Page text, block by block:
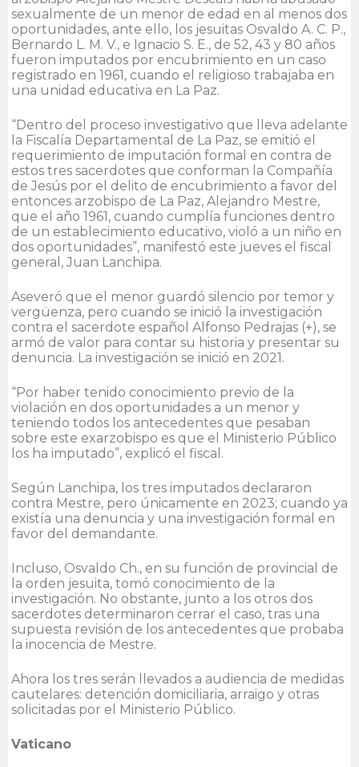
sexualmente de un menor de edad en al menos dos
oportunidades, ante ello, los jesuitas Osvaldo A. C. P.,
Bernardo L. M. V., e Ignacio S. E., de 52, 43 y 80 años
fueron imputados por encubrimiento en un caso
registrado en 1961, cuando el religioso trabajaba en
una unidad educativa en La Paz.
“Dentro del proceso investigativo que lleva adelante
la Fiscalía Departamental de La Paz, se emitió el
requerimiento de imputación formal en contra de
estos tres sacerdotes que conforman la Compañía
de Jesús por el delito de encubrimiento a favor del
entonces arzobispo de La Paz, Alejandro Mestre,
que el año 1961, cuando cumplía funciones dentro
de un establecimiento educativo, violó a un niño en
dos oportunidades”, manifestó este jueves el fiscal
general, Juan Lanchipa.
Aseveró que el menor guardó silencio por temor y
vergüenza, pero cuando se inició la investigación
contra el sacerdote español Alfonso Pedrajas (+), se
armó de valor para contar su historia y presentar su
denuncia. La investigación se inició en 2021.
“Por haber tenido conocimiento previo de la
violación en dos oportunidades a un menor y
teniendo todos los antecedentes que pesaban
sobre este exarzobispo es que el Ministerio Público
los ha imputado”, explicó el fiscal.
Según Lanchipa, los tres imputados declararon
contra Mestre, pero únicamente en 2023; cuando ya
existía una denuncia y una investigación formal en
favor del demandante.
Incluso, Osvaldo Ch., en su función de provincial de
la orden jesuita, tomó conocimiento de la
investigación. No obstante, junto a los otros dos
sacerdotes determinaron cerrar el caso, tras una
supuesta revisión de los antecedentes que probaba
la inocencia de Mestre.
Ahora los tres serán llevados a audiencia de medidas
cautelares: detención domiciliaria, arraigo y otras
solicitadas por el Ministerio Público.
Vaticano